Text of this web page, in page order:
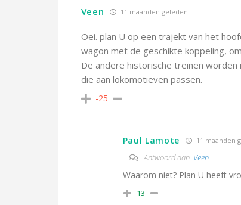
Veen 11 maanden geleden
Oei. plan U op een trajekt van het
wagon met de geschikte koppeling,
De andere historische treinen worden
die aan lokomotieven passen.
-25
Paul Lamote 11 maanden
Antwoord aan Veen
Waarom niet? Plan U heeft
13